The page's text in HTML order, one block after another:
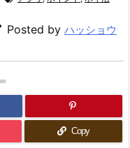
Posted by ハッショウ
Copy